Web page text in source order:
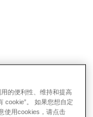
的便利性、维持和提高
cookie”。 如果您想自定
使用cookies，请点击